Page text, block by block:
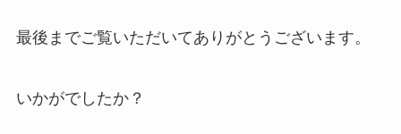
最後までご覧いただいてありがとうございます。
いかがでしたか？